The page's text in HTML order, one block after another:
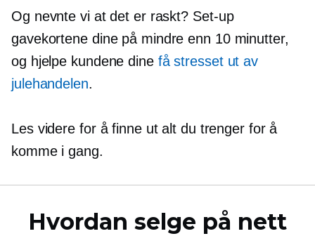
Og nevnte vi at det er raskt? Set-up
gavekortene dine på mindre enn 10 minutter,
og hjelpe kundene dine få stresset ut av
julehandelen.
Les videre for å finne ut alt du trenger for å
komme i gang.
Hvordan selge på nett